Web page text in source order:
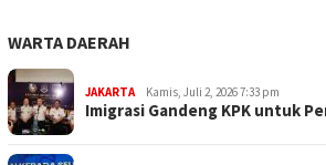
WARTA DAERAH
JAKARTA Kamis, Juli 2, 2026 7:33 pm
Imigrasi Gandeng KPK untuk